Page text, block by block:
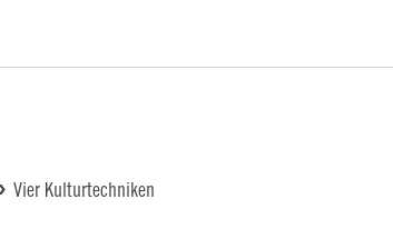
Vier Kulturtechniken